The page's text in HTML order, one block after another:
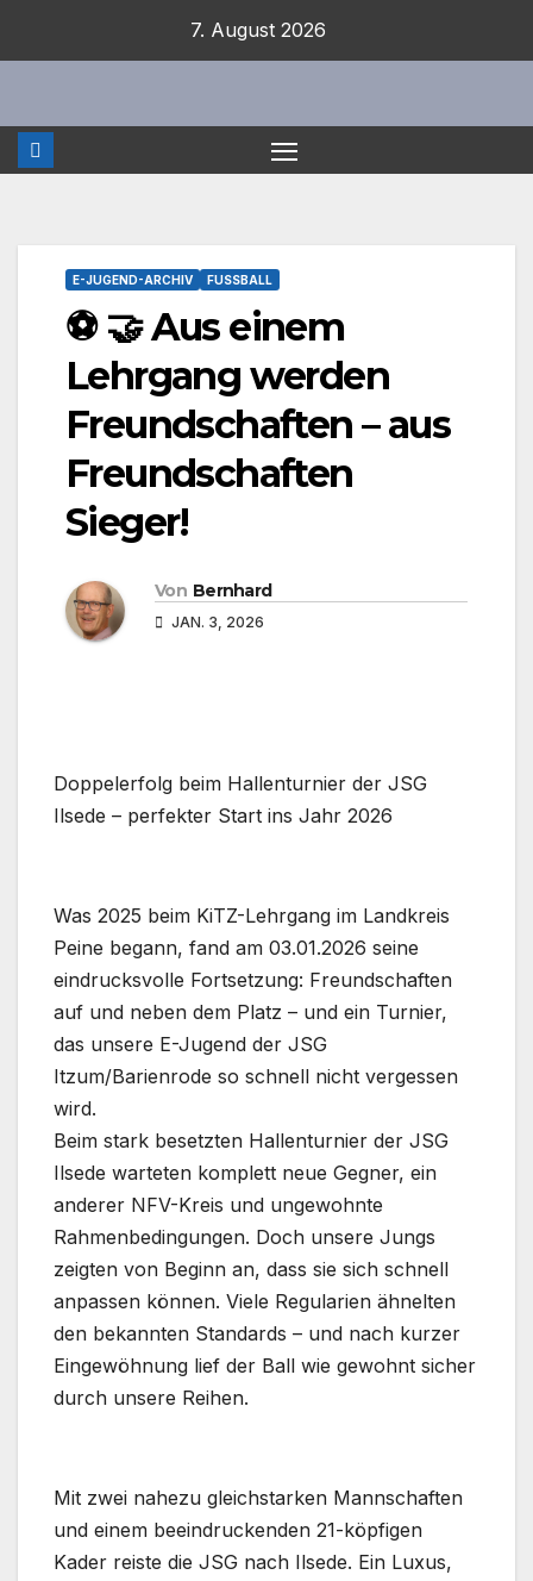
7. August 2026
E-JUGEND-ARCHIV FUSSBALL
⚽ 🤝 Aus einem
Lehrgang werden
Freundschaften – aus
Freundschaften
Sieger!
Von Bernhard
JAN. 3, 2026
Doppelerfolg beim Hallenturnier der JSG
Ilsede – perfekter Start ins Jahr 2026
Was 2025 beim KiTZ-Lehrgang im Landkreis
Peine begann, fand am 03.01.2026 seine
eindrucksvolle Fortsetzung: Freundschaften
auf und neben dem Platz – und ein Turnier,
das unsere E-Jugend der JSG
Itzum/Barienrode so schnell nicht vergessen
wird.
Beim stark besetzten Hallenturnier der JSG
Ilsede warteten komplett neue Gegner, ein
anderer NFV-Kreis und ungewohnte
Rahmenbedingungen. Doch unsere Jungs
zeigten von Beginn an, dass sie sich schnell
anpassen können. Viele Regularien ähnelten
den bekannten Standards – und nach kurzer
Eingewöhnung lief der Ball wie gewohnt sicher
durch unsere Reihen.
Mit zwei nahezu gleichstarken Mannschaften
und einem beeindruckenden 21-köpfigen
Kader reiste die JSG nach Ilsede. Ein Luxus,